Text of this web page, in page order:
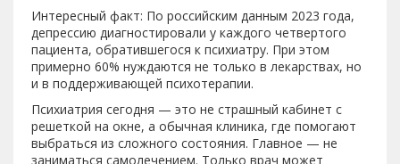
Интересный факт: По российским данным 2023 года,
депрессию диагностировали у каждого четвертого
пациента, обратившегося к психиатру. При этом
примерно 60% нуждаются не только в лекарствах, но
и в поддерживающей психотерапии.
Психиатрия сегодня — это не страшный кабинет с
решеткой на окне, а обычная клиника, где помогают
выбраться из сложного состояния. Главное — не
заниматься самолечением. Только врач может